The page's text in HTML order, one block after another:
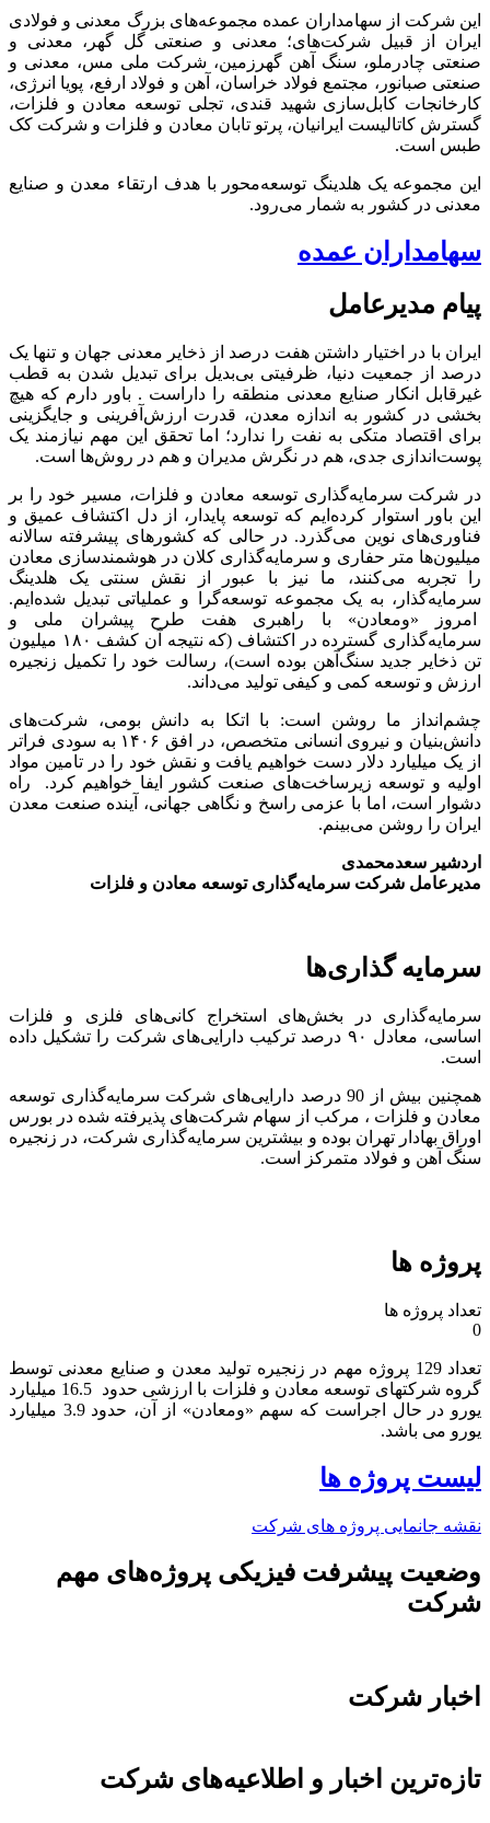
این شرکت از سهامداران عمده مجموعه‌های بزرگ معدنی و فولادی
ایران از قبیل شرکت‌های؛ معدنی و صنعتی گل گهر، معدنی و
صنعتی چادرملو، سنگ آهن گهرزمین، شرکت ملی مس، معدنی و
صنعتی صبانور، مجتمع فولاد خراسان، آهن و فولاد ارفع، پویا انرژی،
کارخانجات کابل‌سازی شهید قندی، تجلی توسعه معادن و فلزات،
گسترش کاتالیست ایرانیان، پرتو تابان معادن و فلزات و شرکت کک
طبس است.
این مجموعه یک هلدینگ توسعه‌محور با هدف ارتقاء معدن و صنایع
معدنی در کشور به شمار می‌رود.
سهامداران عمده
پیام مدیرعامل
ایران با در اختیار داشتن هفت درصد از ذخایر معدنی جهان و تنها یک
درصد از جمعیت دنیا، ظرفیتی بی‌بدیل برای تبدیل شدن به قطب
غیرقابل انکار صنایع معدنی منطقه را داراست . باور دارم که هیچ
بخشی در کشور به اندازه معدن، قدرت ارزش‌آفرینی و جایگزینی
برای اقتصاد متکی به نفت را ندارد؛ اما تحقق این مهم نیازمند یک
پوست‌اندازی جدی، هم در نگرش مدیران و هم در روش‌ها است.
در شرکت سرمایه‌گذاری توسعه معادن و فلزات، مسیر خود را بر
این باور استوار کرده‌ایم که توسعه پایدار، از دل اکتشاف عمیق و
فناوری‌های نوین می‌گذرد. در حالی که کشورهای پیشرفته سالانه
میلیون‌ها متر حفاری و سرمایه‌گذاری کلان در هوشمندسازی معادن
را تجربه می‌کنند، ما نیز با عبور از نقش سنتی یک هلدینگ
سرمایه‌گذار، به یک مجموعه توسعه‌گرا و عملیاتی تبدیل شده‌ایم.
امروز «ومعادن» با راهبری هفت طرح پیشران ملی و
سرمایه‌گذاری گسترده در اکتشاف (که نتیجه آن کشف ۱۸۰ میلیون
تن ذخایر جدید سنگ‌آهن بوده است)، رسالت خود را تکمیل زنجیره
ارزش و توسعه کمی و کیفی تولید می‌داند.
چشم‌انداز ما روشن است: با اتکا به دانش بومی، شرکت‌های
دانش‌بنیان و نیروی انسانی متخصص، در افق ۱۴۰۶ به سودی فراتر
از یک میلیارد دلار دست خواهیم یافت و نقش خود را در تامین مواد
اولیه و توسعه زیرساخت‌های صنعت کشور ایفا خواهیم کرد. راه
دشوار است، اما با عزمی راسخ و نگاهی جهانی، آینده صنعت معدن
ایران را روشن می‌بینم.
اردشیر سعدمحمدی
مدیرعامل شرکت سرمایه‌گذاری توسعه معادن و فلزات
سرمایه گذاری‌ها
سرمایه‌گذاری در بخش‌های استخراج کانی‌های فلزی و فلزات
اساسی، معادل ۹۰ درصد ترکیب دارایی‌های شرکت را تشکیل داده
است.
همچنین بیش از 90 درصد دارایی‌های شرکت سرمایه‌گذاری توسعه
معادن و فلزات ، مرکب از سهام شرکت‌های پذیرفته شده در بورس
اوراق بهادار تهران بوده و بیشترین سرمایه‌گذاری شرکت، در زنجیره
سنگ آهن و فولاد متمرکز است.
پروژه ها
تعداد پروژه ها
0
تعداد 129 پروژه مهم در زنجیره تولید معدن و صنایع معدنی توسط
گروه شرکتهای توسعه معادن و فلزات با ارزشی حدود 16.5 میلیارد
یورو در حال اجراست که سهم «ومعادن» از آن، حدود 3.9 میلیارد
یورو می باشد.​
لیست پروژه ها
نقشه جانمایی پروژه های شرکت
وضعیت پیشرفت فیزیکی پروژه‌های مهم
شرکت
اخبار شرکت
تازه‌ترین اخبار و اطلاعیه‌های شرکت